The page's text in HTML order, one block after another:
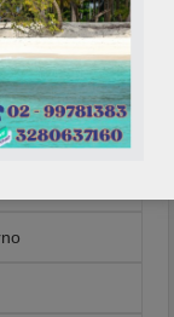
Cuba Holguin